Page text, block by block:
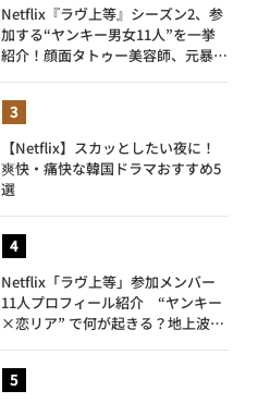
Netflix『ラヴ上等』シーズン2、参
加する“ヤンキー男女11人”を一挙
紹介！顔面タトゥー美容師、元暴走
【Netflix】スカッとしたい夜に！
爽快・痛快な韓国ドラマおすすめ5
選
Netflix「ラヴ上等」参加メンバー
11人プロフィール紹介 “ヤンキー
×恋リア” で何が起きる？地上波で
が爆誕